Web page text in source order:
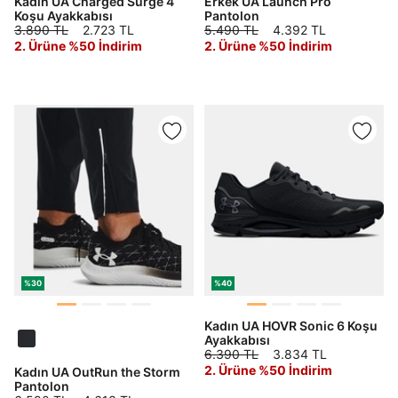
Koşu Ayakkabısı
3.890 TL
2.723 TL
2. Ürüne %50 İndirim
Pantolon
5.490 TL
4.392 TL
2. Ürüne %50 İndirim
%30
Kadın UA OutRun the Storm
Pantolon
%40
Kadın UA HOVR Sonic 6 Koşu
Ayakkabısı
6.390 TL
3.834 TL
2. Ürüne %50 İndirim
Kimlik, iletişim ve müşteri işlem verilerimin alınan
internet sitesi altyapı hizmetlerinin sunucularının yurt
dışında bulunması sebebiyle yurt dışında mukim